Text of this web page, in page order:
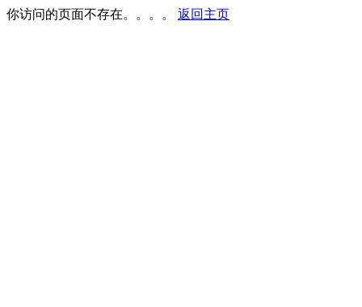
你访问的页面不存在。。。。 返回主页